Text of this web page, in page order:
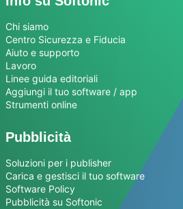
Chi siamo
Centro Sicurezza e Fiducia
Aiuto e supporto
Lavoro
Linee guida editoriali
Aggiungi il tuo software / app
Strumenti online
Pubblicità
Soluzioni per i publisher
Carica e gestisci il tuo software
Software Policy
Pubblicità su Softonic